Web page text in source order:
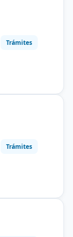
Trámites
Trámites